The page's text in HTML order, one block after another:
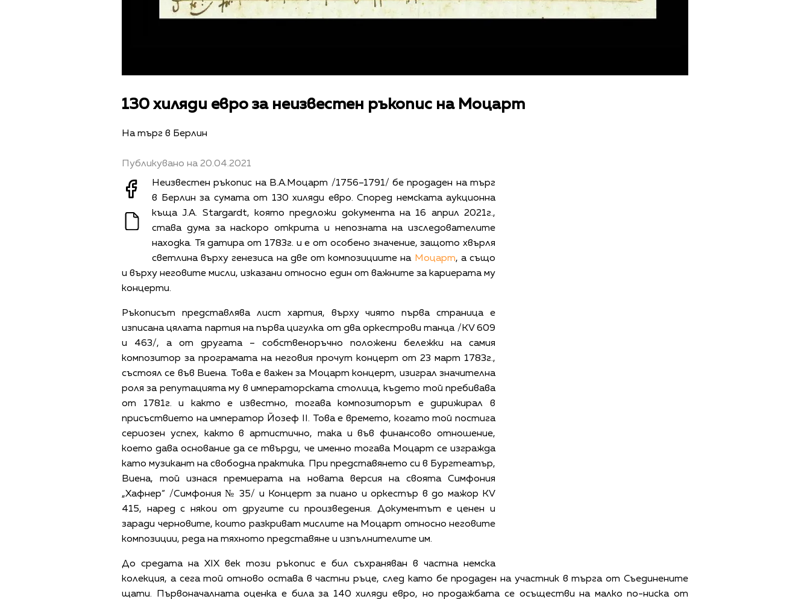
130 хиляди евро за неизвестен ръкопис на Моцарт
На търг в Берлин
Публикувано на 20.04.2021
Неизвестен ръкопис на В.А.Моцарт /1756–1791/ бе продаден на търг
в Берлин за сумата от 130 хиляди евро. Според немската аукционна
къща J.A. Stargardt, която предложи документа на 16 април 2021г.,
става дума за наскоро открита и непозната на изследователите
находка. Тя датира от 1783г. и е от особено значение, защото хвърля
светлина върху генезиса на две от композициите на Моцарт, а също
и върху неговите мисли, изказани относно един от важните за кариерата му
концерти.
Ръкописът представлява лист хартия, върху чиято първа страница е
изписана цялата партия на първа цигулка от два оркестрови танца /KV 609
и 463/, а от другата – собственоръчно положени бележки на самия
композитор за програмата на неговия прочут концерт от 23 март 1783г.,
състоял се във Виена. Това е важен за Моцарт концерт, изиграл значителна
роля за репутацията му в императорската столица, където той пребивава
от 1781г. и както е известно, тогава композиторът е дирижирал в
присъствието на император Йозеф II. Това е времето, когато той постига
сериозен успех, както в артистично, така и във финансово отношение,
което дава основание да се твърди, че именно тогава Моцарт се изгражда
като музикант на свободна практика. При представянето си в Бургтеатър,
Виена, той изнася премиерата на новата версия на своята Симфония
„Хафнер“ /Симфония № 35/ и Концерт за пиано и оркестър в до мажор KV
415, наред с някои от другите си произведения. Документът е ценен и
заради черновите, които разкриват мислите на Моцарт относно неговите
композиции, реда на тяхното представяне и изпълнителите им.
До средата на XIX век този ръкопис е бил съхраняван в частна немска
колекция, а сега той отново остава в частни ръце, след като бе продаден на участник в търга от Съединените
щати. Първоначалната оценка е била за 140 хиляди евро, но продажбата се осъществи на малко по-ниска от